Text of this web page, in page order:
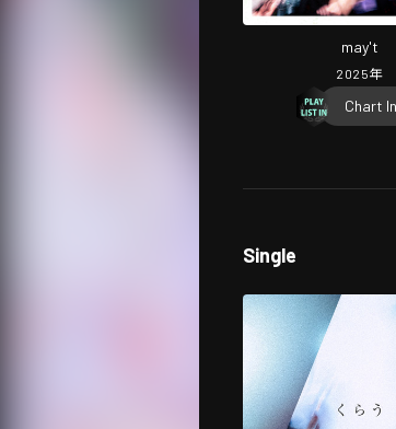
may't
2025年
Chart In
Single